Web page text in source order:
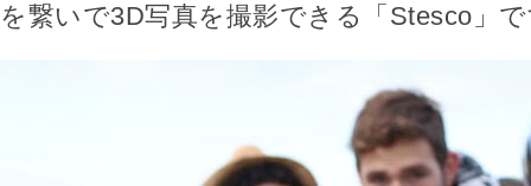
を繋いで3D写真を撮影できる「Stesco」